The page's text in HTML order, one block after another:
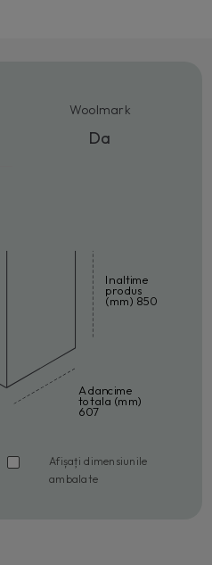
Woolmark
Da
Inaltime
produs
(mm) 850
Adancime
totala (mm)
607
Afișați dimensiunile
ambalate